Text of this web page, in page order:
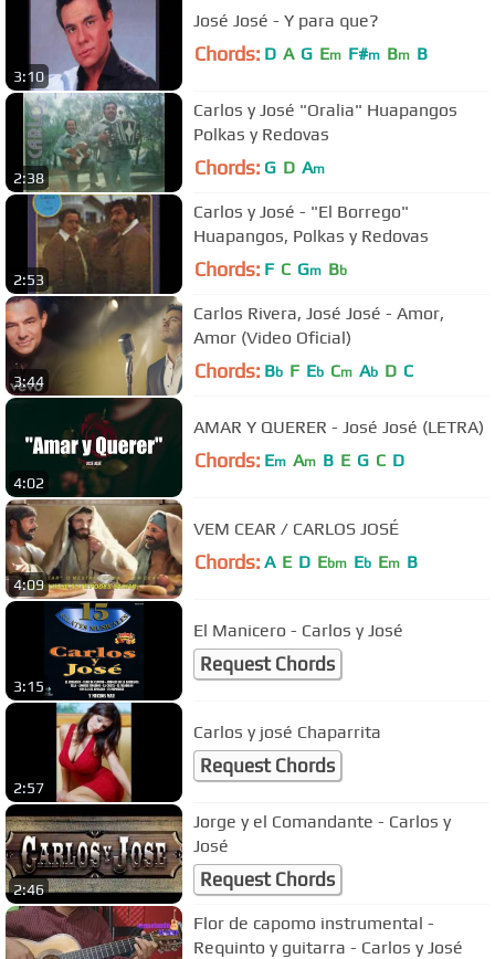
3:10
José José - Y para que?
Chords: D A G Em F#m Bm B
2:38
Carlos y José "Oralia" Huapangos
Polkas y Redovas
Chords: G D Am
2:53
Carlos y José - "El Borrego"
Huapangos, Polkas y Redovas
Chords: F C Gm Bb
3:44
Carlos Rivera, José José - Amor,
Amor (Video Oficial)
Chords: Bb F Eb Cm Ab D C
4:02
AMAR Y QUERER - José José (LETRA)
Chords: Em Am B E G C D
4:09
VEM CEAR / CARLOS JOSÉ
Chords: A E D Ebm Eb Em B
3:15
El Manicero - Carlos y José
Request Chords
2:57
Carlos y josé Chaparrita
Request Chords
2:46
Jorge y el Comandante - Carlos y
José
Request Chords
Flor de capomo instrumental -
Requinto y guitarra - Carlos y José